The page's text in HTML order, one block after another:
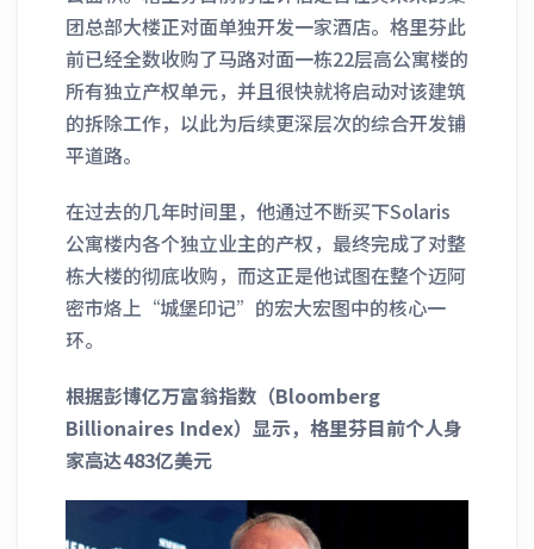
团总部大楼正对面单独开发一家酒店。格里芬此
前已经全数收购了马路对面一栋22层高公寓楼的
所有独立产权单元，并且很快就将启动对该建筑
的拆除工作，以此为后续更深层次的综合开发铺
平道路。
在过去的几年时间里，他通过不断买下Solaris
公寓楼内各个独立业主的产权，最终完成了对整
栋大楼的彻底收购，而这正是他试图在整个迈阿
密市烙上“城堡印记”的宏大宏图中的核心一
环。
根据彭博亿万富翁指数（Bloomberg
Billionaires Index）显示，格里芬目前个人身
家高达483亿美元